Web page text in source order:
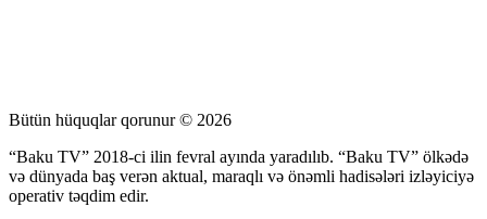
Bütün hüquqlar qorunur © 2026
“Baku TV” 2018-ci ilin fevral ayında yaradılıb. “Baku TV” ölkədə
və dünyada baş verən aktual, maraqlı və önəmli hadisələri izləyiciyə
operativ təqdim edir.